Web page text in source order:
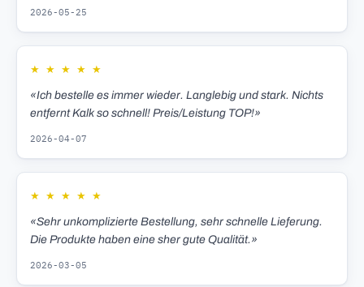
2026-05-25
★ ★ ★ ★ ★
«Ich bestelle es immer wieder. Langlebig und stark. Nichts
entfernt Kalk so schnell! Preis/Leistung TOP!»
2026-04-07
★ ★ ★ ★ ★
«Sehr unkomplizierte Bestellung, sehr schnelle Lieferung.
Die Produkte haben eine sher gute Qualität.»
2026-03-05